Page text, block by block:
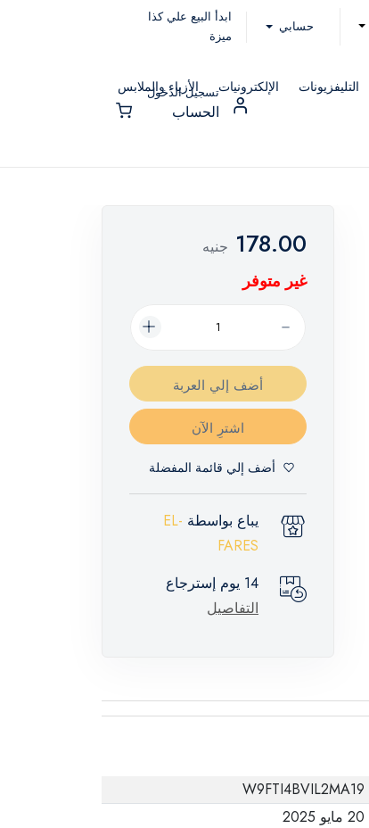
حسابي
ابدأ البيع علي كذا
ميزة
التليفزيونات الإلكترونيات الأزياء والملابس
تسجيل الدخول
الحساب
178.00 جنيه
غير متوفر
أضف إلي العربة
اشترِ الآن
أضف إلي قائمة المفضلة
يباع بواسطة EL-
FARES
14 يوم إسترجاع
التفاصيل
W9FTI4BVIL2MA19
20 مايو 2025